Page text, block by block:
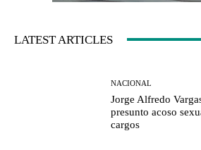
LATEST ARTICLES
NACIONAL
Jorge Alfredo
presunto acoso
cargos